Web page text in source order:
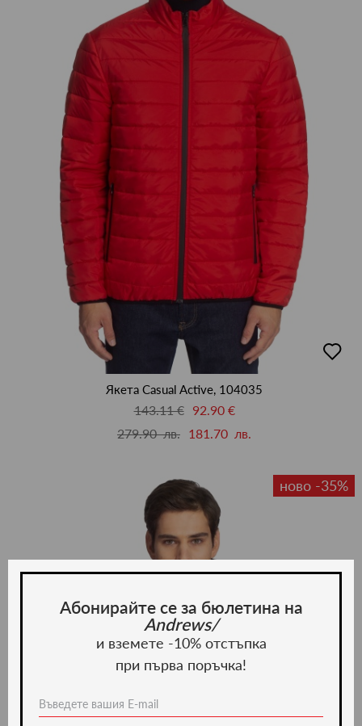
в
Якета Casual Active, 104035
143.11 €
92.90 €
279.90 лв. 181.70 лв.
ново -35%
Абонирайте се за бюлетина на
Andrews/
и вземете -10% отстъпка
при първа поръчка!